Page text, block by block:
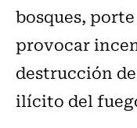
bosques,
provocar
destrucción
ilícito del